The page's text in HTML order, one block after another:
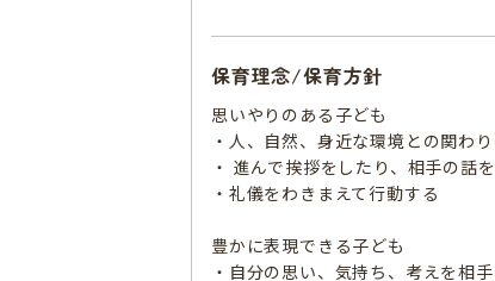
保育理念/保育方針
思いやりのある子ども
・人、自然、身近な環境との関わ
・ 進んで挨拶をしたり、相手の話
・礼儀をわきまえて行動する
豊かに表現できる子ども
・自分の思い、気持ち、考えを相